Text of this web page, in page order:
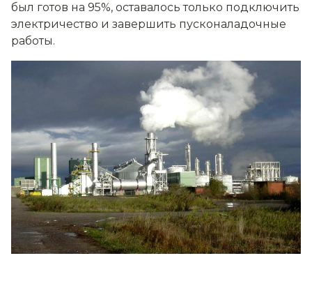
был готов на 95%, оставалось только подключить
электричество и завершить пусконаладочные
работы.